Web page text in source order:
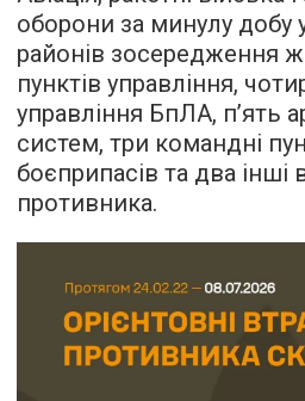
оборони за минулу добу
районів зосередження
пунктів управління,
управління БпЛА, п’ять
систем, три командні
боєприпасів та два інші
противника.